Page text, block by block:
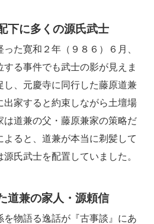
下に多くの源氏武士
た寛和２年（９８６）６月、
る事件でも武士の影が見えま
し、元慶寺に同行した藤原道兼
出家すると約束しながら土壇場
は道兼の父・藤原兼家の策略だ
よると、道兼が本当に剃髪して
氏武士を配置していました。
道兼の家人・源頼信
物語る逸話が『古事談』にあ